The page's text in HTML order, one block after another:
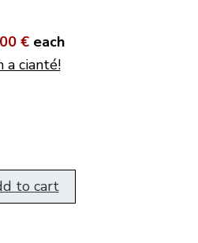
€ each
a cianté!
to cart